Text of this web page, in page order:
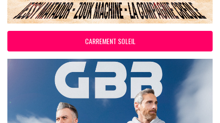
CARREMENT SOLEIL